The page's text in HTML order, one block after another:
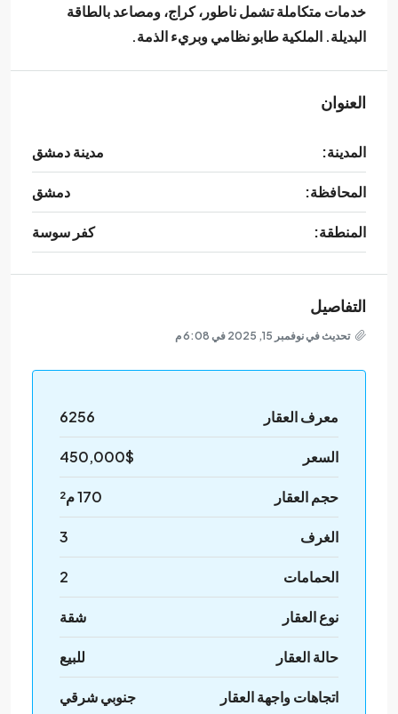
خدمات متكاملة تشمل ناطور، كراج، ومصاعد بالطاقة
البديلة. الملكية طابو نظامي وبريء الذمة.
العنوان
المدينة: مدينة دمشق
المحافظة: دمشق
المنطقة: كفر سوسة
التفاصيل
تحديث في نوفمبر 15, 2025 في 6:08 م
معرف العقار 6256
السعر 450,000$
حجم العقار 170 م²
الغرف 3
الحمامات 2
نوع العقار شقة
حالة العقار للبيع
اتجاهات واجهة العقار جنوبي شرقي